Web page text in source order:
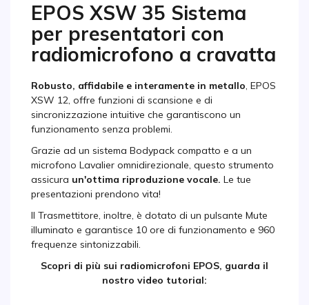
EPOS XSW 35 Sistema
per presentatori con
radiomicrofono a cravatta
Robusto, affidabile e interamente in metallo, EPOS
XSW 12, offre funzioni di scansione e di
sincronizzazione intuitive che garantiscono un
funzionamento senza problemi.
Grazie ad un sistema Bodypack compatto e a un
microfono Lavalier omnidirezionale, questo strumento
assicura un'ottima riproduzione vocale. Le tue
presentazioni prendono vita!
Il Trasmettitore, inoltre, è dotato di un pulsante Mute
illuminato e garantisce 10 ore di funzionamento e 960
frequenze sintonizzabili.
Scopri di più sui radiomicrofoni EPOS, guarda il
nostro video tutorial: